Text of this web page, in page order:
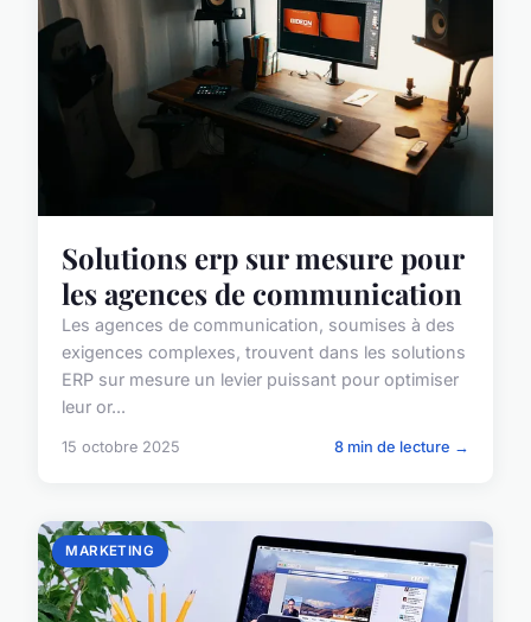
Solutions erp sur mesure pour
les agences de communication
Les agences de communication, soumises à des
exigences complexes, trouvent dans les solutions
ERP sur mesure un levier puissant pour optimiser
leur or...
15 octobre 2025 8 min de lecture →
MARKETING